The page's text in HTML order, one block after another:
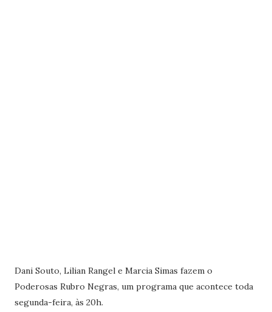
Dani Souto, Lilian Rangel e Marcia Simas fazem o
Poderosas Rubro Negras, um programa que acontece toda
segunda-feira, às 20h.